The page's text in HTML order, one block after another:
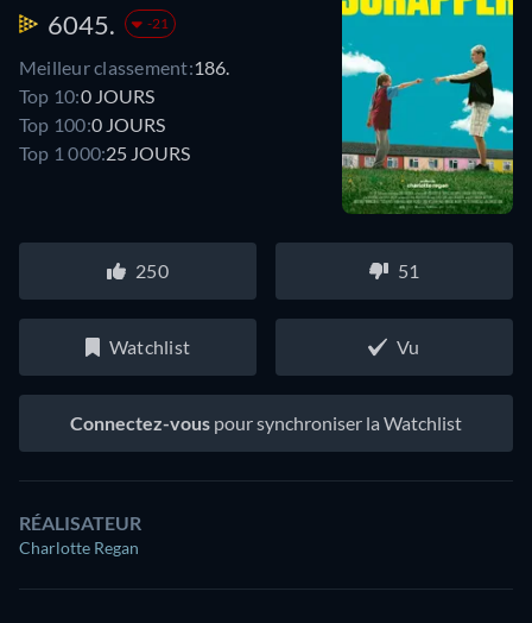
6045. -21
Meilleur classement:186.
Top 10:0 JOURS
Top 100:0 JOURS
Top 1 000:25 JOURS
250 51
Watchlist Vu
Connectez-vous pour synchroniser la Watchlist
RÉALISATEUR
Charlotte Regan